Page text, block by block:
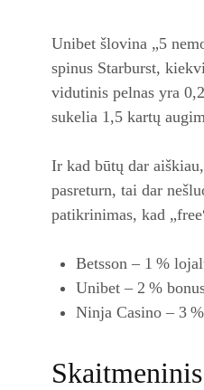
Unibet šlovina „5
spinus Starburst,
vidutinis pelnas yra
sukelia 1,5 kartų
Ir kad būtų dar
pasreturn, tai dar
patikrinimas, kad
Betsson – 1 %
Unibet – 2 %
Ninja Casino – 3